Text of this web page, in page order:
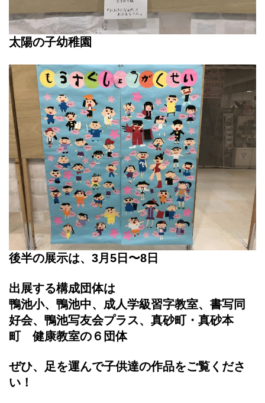
太陽の子幼稚園
後半の展示は、3月5日〜8日
出展する構成団体は
鴨池小、鴨池中、成人学級習字教室、書写同
好会、鴨池写友会プラス、真砂町・真砂本
町 健康教室の６団体
ぜひ、足を運んで子供達の作品をご覧くださ
い！